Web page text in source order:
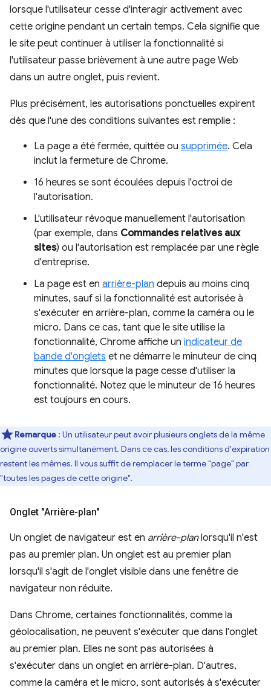
lorsque l'utilisateur cesse d'interagir activement avec
cette origine pendant un certain temps. Cela signifie que
le site peut continuer à utiliser la fonctionnalité si
l'utilisateur passe brièvement à une autre page Web
dans un autre onglet, puis revient.
Plus précisément, les autorisations ponctuelles expirent
dès que l'une des conditions suivantes est remplie :
La page a été fermée, quittée ou supprimée. Cela
inclut la fermeture de Chrome.
16 heures se sont écoulées depuis l'octroi de
l'autorisation.
L'utilisateur révoque manuellement l'autorisation
(par exemple, dans Commandes relatives aux
sites) ou l'autorisation est remplacée par une règle
d'entreprise.
La page est en arrière-plan depuis au moins cinq
minutes, sauf si la fonctionnalité est autorisée à
s'exécuter en arrière-plan, comme la caméra ou le
micro. Dans ce cas, tant que le site utilise la
fonctionnalité, Chrome affiche un indicateur de
bande d'onglets et ne démarre le minuteur de cinq
minutes que lorsque la page cesse d'utiliser la
fonctionnalité. Notez que le minuteur de 16 heures
est toujours en cours.
Remarque : Un utilisateur peut avoir plusieurs onglets de la même
origine ouverts simultanément. Dans ce cas, les conditions d'expiration
restent les mêmes. Il vous suffit de remplacer le terme "page" par
"toutes les pages de cette origine".
Onglet "Arrière-plan"
Un onglet de navigateur est en arrière-planlorsqu'il n'est
pas au premier plan. Un onglet est au premier plan
lorsqu'il s'agit de l'onglet visible dans une fenêtre de
navigateur non réduite.
Dans Chrome, certaines fonctionnalités, comme la
géolocalisation, ne peuvent s'exécuter que dans l'onglet
au premier plan. Elles ne sont pas autorisées à
s'exécuter dans un onglet en arrière-plan. D'autres,
comme la caméra et le micro, sont autorisés à s'exécuter